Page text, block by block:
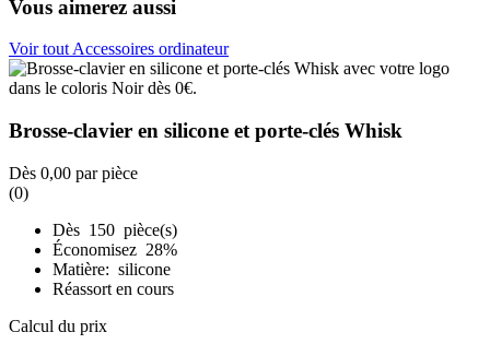
Vous aimerez aussi
Voir tout Accessoires ordinateur
Brosse-clavier en silicone et porte-clés Whisk
Dès 0,00 par pièce
(0)
Dès 150 pièce(s)
Économisez 28%
Matière: silicone
Réassort en cours
Calcul du prix